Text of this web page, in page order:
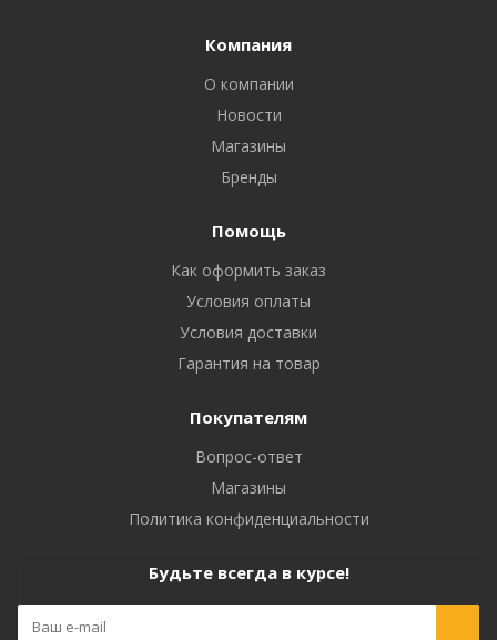
Компания
О компании
Новости
Магазины
Бренды
Помощь
Как оформить заказ
Условия оплаты
Условия доставки
Гарантия на товар
Покупателям
Вопрос-ответ
Магазины
Политика конфиденциальности
Будьте всегда в курсе!